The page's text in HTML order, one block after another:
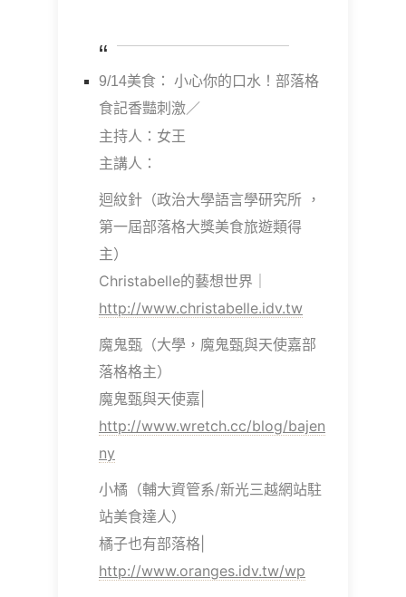
9/14美食： 小心你的口水！部落格
食記香豔刺激／
主持人：女王
主講人：
迴紋針（政治大學語言學研究所 ，
第一屆部落格大獎美食旅遊類得
主）
Christabelle的藝想世界｜
http://www.christabelle.idv.tw
魔鬼甄（大學，魔鬼甄與天使嘉部
落格格主）
魔鬼甄與天使嘉|
http://www.wretch.cc/blog/bajen
ny
小橘（輔大資管系/新光三越網站駐
站美食達人）
橘子也有部落格|
http://www.oranges.idv.tw/wp